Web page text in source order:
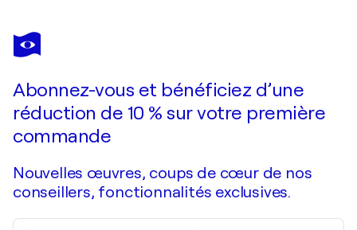
JEAN-CLAUDE LANNES
MAREE INTREPIDE
Abonnez-vous et bénéficiez d’une
réduction de 10 % sur votre première
commande
Nouvelles œuvres, coups de cœur de nos
conseillers, fonctionnalités exclusives.